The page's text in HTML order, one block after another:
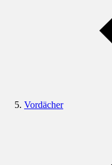
Vordächer